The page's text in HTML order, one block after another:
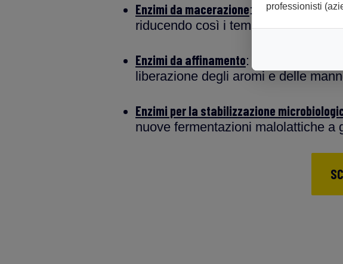
professionisti
Enzimi da macerazione: gli enzimi da
riducendo così i tempi di
Enzimi da affinamento: sono ideali per
liberazione degli aromi e delle
Enzimi per la stabilizzazione
nuove fermentazioni malolattiche a